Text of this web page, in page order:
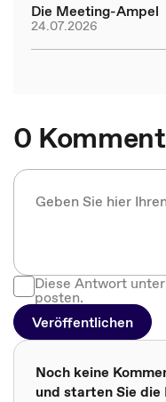
Die Meeting-Ampel
24.07.2026
0
Diese Antwort
posten.
Veröffentlichen
Noch keine
und starten Sie die